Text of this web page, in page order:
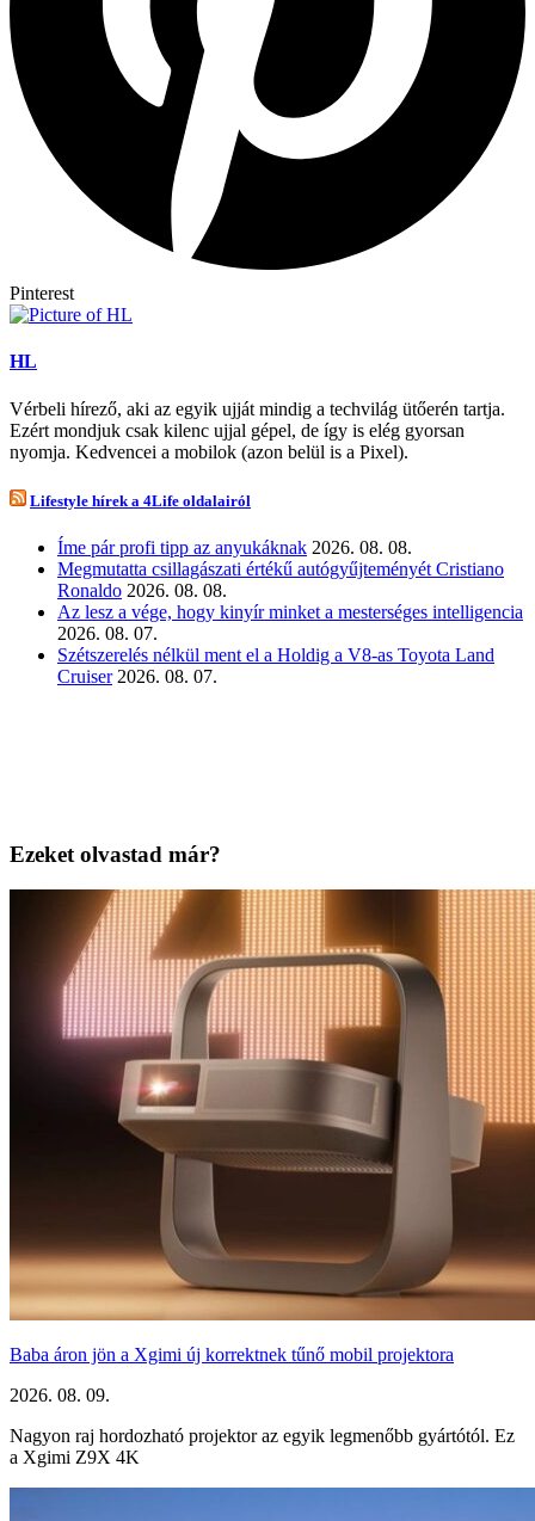
Pinterest
HL
Vérbeli hírező, aki az egyik ujját mindig a techvilág ütőerén tartja.
Ezért mondjuk csak kilenc ujjal gépel, de így is elég gyorsan
nyomja. Kedvencei a mobilok (azon belül is a Pixel).
Lifestyle hírek a 4Life oldalairól
Íme pár profi tipp az anyukáknak 2026. 08. 08.
Megmutatta csillagászati értékű autógyűjteményét Cristiano
Ronaldo 2026. 08. 08.
Az lesz a vége, hogy kinyír minket a mesterséges intelligencia
2026. 08. 07.
Szétszerelés nélkül ment el a Holdig a V8-as Toyota Land
Cruiser 2026. 08. 07.
Ezeket olvastad már?
Baba áron jön a Xgimi új korrektnek tűnő mobil projektora
2026. 08. 09.
Nagyon raj hordozható projektor az egyik legmenőbb gyártótól. Ez
a Xgimi Z9X 4K